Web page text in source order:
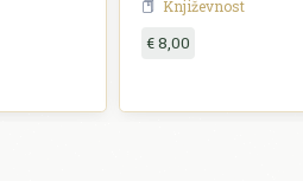
Književnost
€ 8,00